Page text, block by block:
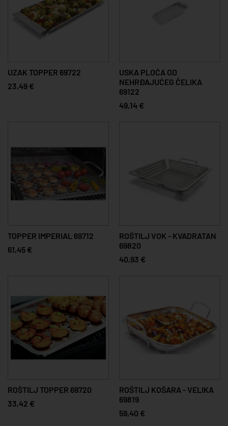
UZAK TOPPER 69722
23,49 €
USKA PLOČA OD
NEHRĐAJUĆEG ČELIKA
69122
49,14 €
TOPPER IMPERIAL 69712
61,45 €
ROŠTILJ VOK - KVADRATAN
69820
40,93 €
ROŠTILJ TOPPER 69720
33,42 €
ROŠTILJ KOŠARA - VELIKA
69819
59,40 €